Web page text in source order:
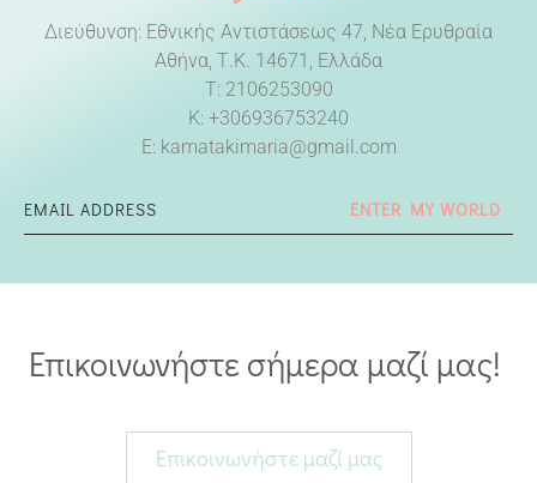
Διεύθυνση: Εθνικής Αντιστάσεως 47, Νέα Ερυθραία
Αθήνα, Τ.Κ. 14671, Ελλάδα
T: 2106253090
Κ: +306936753240
E: kamatakimaria@gmail.com
ENTER MY WORLD
Επικοινωνήστε σήμερα μαζί μας!
Επικοινωνήστε μαζί μας